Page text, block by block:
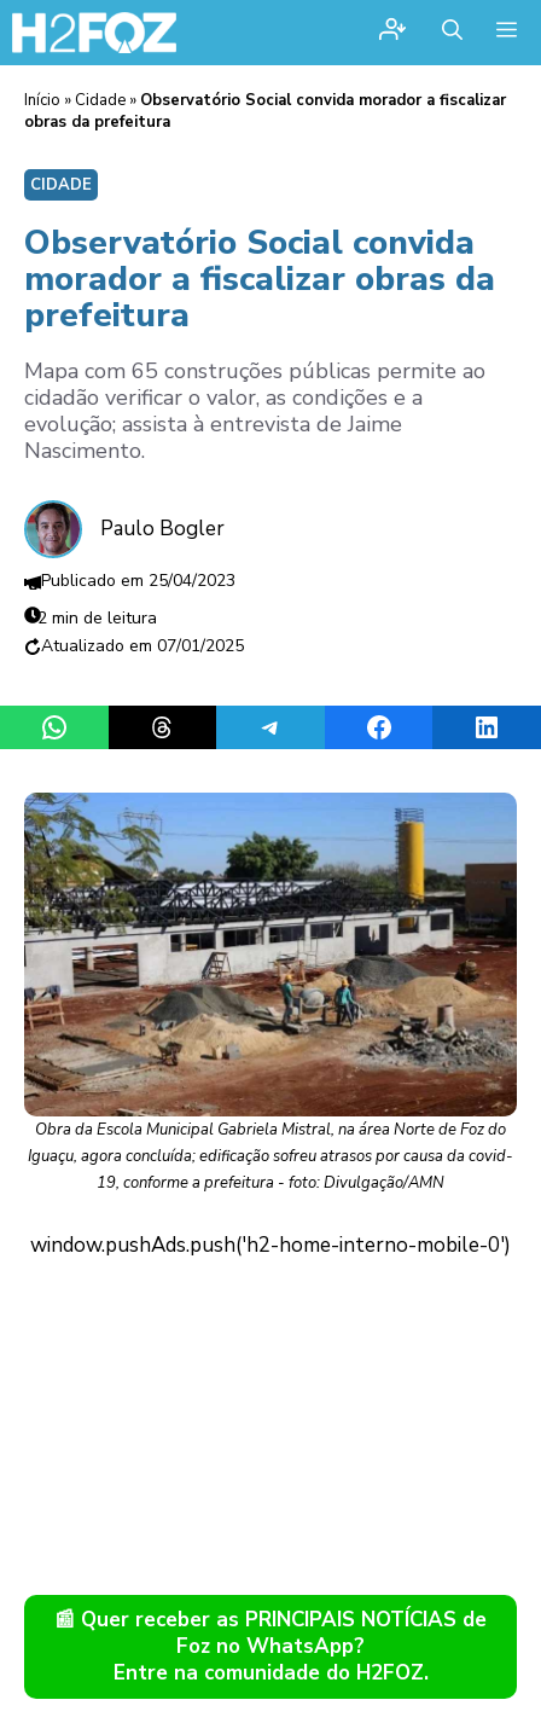
Início » Cidade » Observatório Social convida morador a fiscalizar
obras da prefeitura
CIDADE
Observatório Social convida
morador a fiscalizar obras da
prefeitura
Mapa com 65 construções públicas permite ao
cidadão verificar o valor, as condições e a
evolução; assista à entrevista de Jaime
Nascimento.
Paulo Bogler
25/04/2023
2 min de leitura
07/01/2025
Share on WhatsAppShare on ThreadsShare on TelegramShare on Facebook
Obra da Escola Municipal Gabriela Mistral, na área Norte de Foz do
Iguaçu, agora concluída; edificação sofreu atrasos por causa da covid-
19, conforme a prefeitura - foto: Divulgação/AMN
📰 Quer receber as PRINCIPAIS NOTÍCIAS de
Foz no WhatsApp?
Entre na comunidade do H2FOZ.